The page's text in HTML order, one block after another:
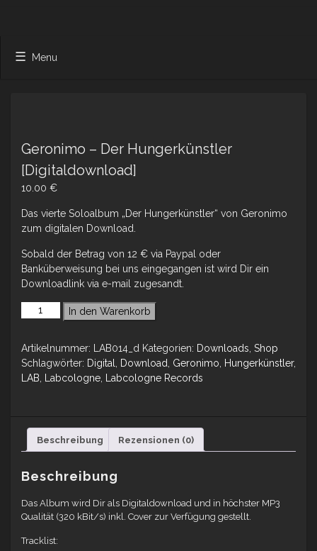
Menu
Geronimo – Der Hungerkünstler
[Digitaldownload]
10.00 €
Das vierte Soloalbum „Der Hungerkünstler“ von Geronimo
zum digitalen Download.
Sobald der Betrag von 12 € via Paypal oder
Banküberweisung bei uns eingegangen ist wird Dir ein
Downloadlink via e-mail zugesandt.
In den Warenkorb
Artikelnummer: LAB014_d Kategorien: Downloads Shop
Schlagwörter: Digital Download Geronimo Hungerkünstler,
LAB
Labcologne Labcologne Records
Beschreibung Rezensionen (0)
Beschreibung
Das Album wird Dir als Digitaldownload und in höchster MP3
Qualität (320 kBit/s) inkl. Cover zur Verfügung gestellt.
Tracklist: